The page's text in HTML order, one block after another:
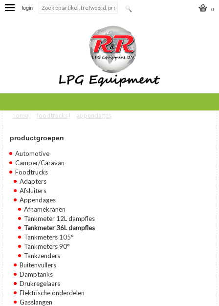
0
login
U bent hier
home | foodtrucks | appendages
productgroepen
Automotive
Camper/Caravan
Foodtrucks
Adapters
Afsluiters
Appendages
Afnamekranen
Tankmeter 12L dampfles
Tankmeter 36L dampfles
Tankmeters 105°
Tankmeters 90°
Tankzenders
Buitenvullers
Damptanks
Drukregelaars
Elektrische onderdelen
Gasslangen